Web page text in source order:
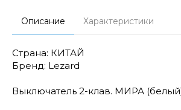
Описание Характеристики
Страна: КИТАЙ
Бренд: Lezard
Выключатель 2-клав. МИРА (белый)